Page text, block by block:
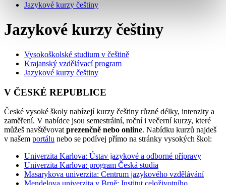
Jazykové kurzy češtiny
Jazykové kurzy češtiny
Vysokoškolské studium v češtině
Krajanský vzdělávací program
Jazykové kurzy češtiny
V ČESKÉ REPUBLICE
České vysoké školy nabízejí kurzy češtiny různé délky, intenzity a
zaměření. V nabídce jsou semestrální, roční i večerní kurzy, které
můžeš navštěvovat prezenčně nebo online. Nabídku kurzů najdeš
v našem portálu nebo se podívej přímo na stránky vysokých škol:
Univerzita Karlova: Ústav jazykové a odborné přípravy
Univerzita Karlova: program Česká studia
Masarykova univerzita: Centrum jazykového vzdělávání